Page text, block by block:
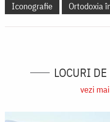
Iconografie
Ortodoxia
LOCURI
vezi